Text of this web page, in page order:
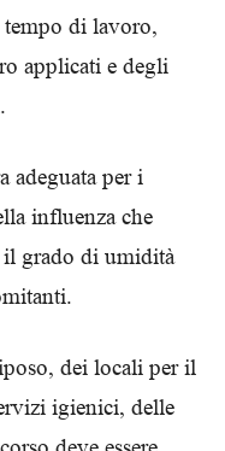
tempo di lavoro,
applicati e degli
adeguata per i
influenza che
il grado di umidità
dei locali per il
igienici, delle